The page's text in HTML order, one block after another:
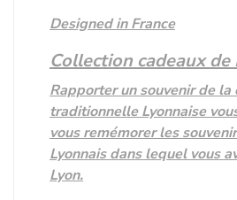
Designed in France
Collection cadeaux de
Rapporter un souvenir de la
traditionnelle Lyonnaise
vous remémorer les
Lyonnais dans lequel vous
Lyon.